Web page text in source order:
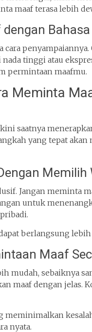
maaf terasa lebih
nada tinggi atau
permintaan maafmu.
Meminta
saatnya
yang tepat
Memilih
Jangan meminta
untuk
berlangsung
Maaf
mudah, sebaiknya
maaf dengan jelas.
nyata.